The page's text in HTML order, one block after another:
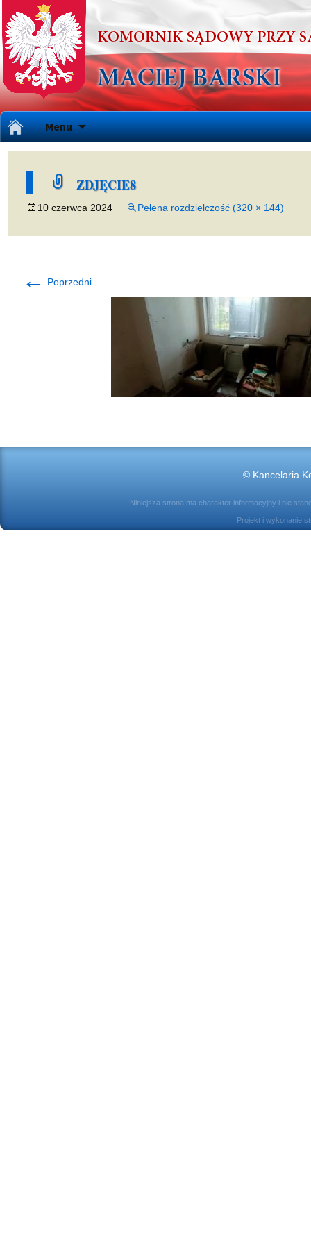
Menu
do
ZDJĘCIE8
10 czerwca 2024 Pełena rozdzielczość (320 × 144)
← Poprzedni
© Kancelaria
Niniejsza strona ma charakter informacyjny i nie
Projekt i wykonanie